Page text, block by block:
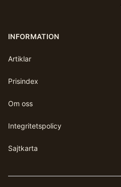
INFORMATION
Artiklar
Prisindex
Om oss
Integritetspolicy
Sajtkarta